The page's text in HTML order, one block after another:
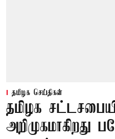
தமிழக செய்திகள்
தமிழக
அறிமுகமாகிறது